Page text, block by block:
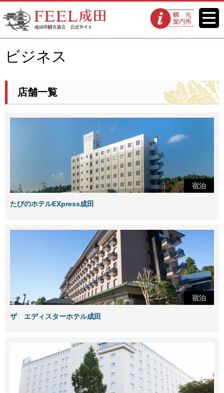
FEEL成田 成田市観光協会 公式
サイト
観光案内所
メニ
ュー
ビジネス
店舗一覧
宿泊
たびのホテルEXpress成田
宿泊
ザ エディスターホテル成田